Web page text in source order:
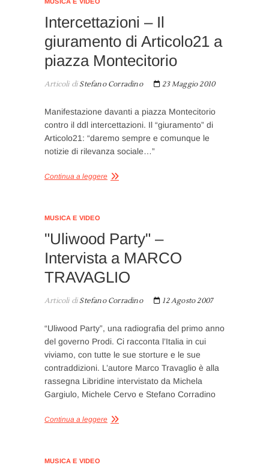
Intercettazioni – Il
giuramento di Articolo21 a
piazza Montecitorio
Articoli diStefano Corradino 23 Maggio 2010
Manifestazione davanti a piazza Montecitorio
contro il ddl intercettazioni. Il “giuramento” di
Articolo21: “daremo sempre e comunque le
notizie di rilevanza sociale…”
Continua a leggere
MUSICA E VIDEO
"Uliwood Party" –
Intervista a MARCO
TRAVAGLIO
Articoli diStefano Corradino 12 Agosto 2007
“Uliwood Party”, una radiografia del primo anno
del governo Prodi. Ci racconta l’Italia in cui
viviamo, con tutte le sue storture e le sue
contraddizioni. L’autore Marco Travaglio è alla
rassegna Libridine intervistato da Michela
Gargiulo, Michele Cervo e Stefano Corradino
Continua a leggere
MUSICA E VIDEO